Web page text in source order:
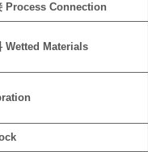
Process Connection
Wetted Materials